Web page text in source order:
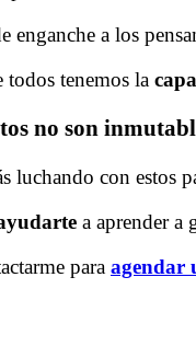
enganche a los
todos tenemos la
no son
luchando con estos
a aprender a
para agendar